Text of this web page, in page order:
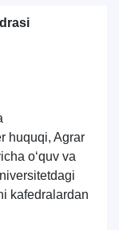
huquqi, Agrar
o‘quv va
kafedralardan